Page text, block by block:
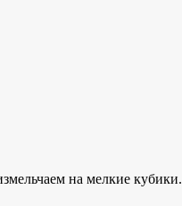
на мелкие кубики.